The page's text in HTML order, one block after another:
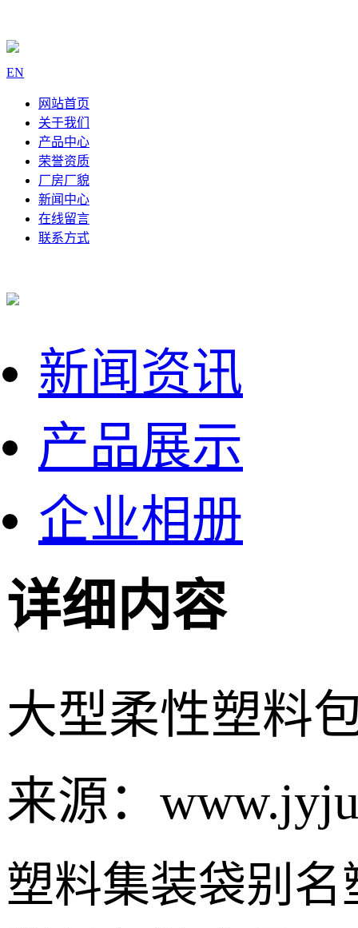
EN
网站首页
关于我们
产品中心
荣誉资质
厂房厂貌
新闻中心
在线留言
联系方式
新闻资讯
产品展示
企业相册
详细内容
大型柔性塑料
来源：
塑料集装袋别